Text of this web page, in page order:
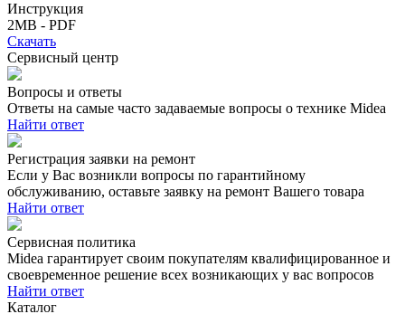
Инструкция
2MB - PDF
Скачать
Сервисный центр
Вопросы и ответы
Ответы на самые часто задаваемые вопросы о технике Midea
Найти ответ
Регистрация заявки на ремонт
Если у Вас возникли вопросы по гарантийному
обслуживанию, оставьте заявку на ремонт Вашего товара
Найти ответ
Сервисная политика
Midea гарантирует своим покупателям квалифицированное и
своевременное решение всех возникающих у вас вопросов
Найти ответ
Каталог